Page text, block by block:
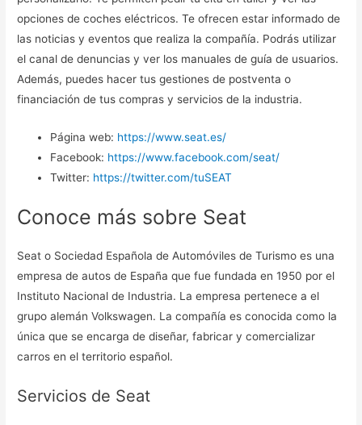
opciones de coches eléctricos. Te ofrecen estar informado de
las noticias y eventos que realiza la compañía. Podrás utilizar
el canal de denuncias y ver los manuales de guía de usuarios.
Además, puedes hacer tus gestiones de postventa o
financiación de tus compras y servicios de la industria.
Página web: https://www.seat.es/
Facebook: https://www.facebook.com/seat/
Twitter: https://twitter.com/tuSEAT
Conoce más sobre Seat
Seat o Sociedad Española de Automóviles de Turismo es una
empresa de autos de España que fue fundada en 1950 por el
Instituto Nacional de Industria. La empresa pertenece a el
grupo alemán Volkswagen. La compañía es conocida como la
única que se encarga de diseñar, fabricar y comercializar
carros en el territorio español.
Servicios de Seat